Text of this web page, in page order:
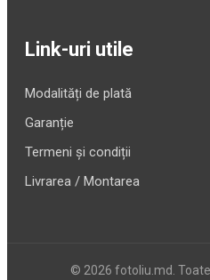
Link-uri utile
Modalități de plată
Garanție
Termeni și condiții
Livrarea / Montarea
© 2026 fotoliu.md.